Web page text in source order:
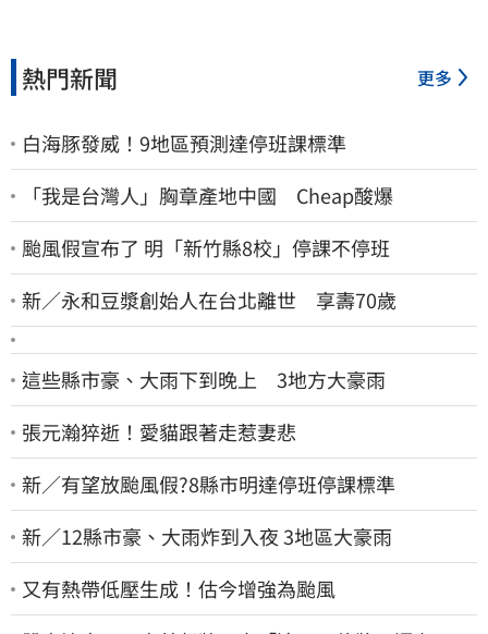
熱門新聞 更多
白海豚發威！9地區預測達停班課標準
「我是台灣人」胸章產地中國 Cheap酸爆
颱風假宣布了 明「新竹縣8校」停課不停班
新／永和豆漿創始人在台北離世 享壽70歲
這些縣市豪、大雨下到晚上 3地方大豪雨
張元瀚猝逝！愛貓跟著走惹妻悲
新／有望放颱風假?8縣市明達停班停課標準
新／12縣市豪、大雨炸到入夜 3地區大豪雨
又有熱帶低壓生成！估今增強為颱風